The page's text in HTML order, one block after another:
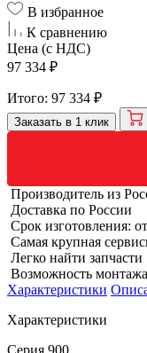
В избранное
К сравнению
Цена (с НДС)
97 334 ₽
Итого: 97 334 ₽
Заказать в 1 клик
Производитель из
Доставка по России
Срок изготовления:
Самая крупная
Легко найти запчасти
Возможность
Характеристики
Характеристики
Серия 900